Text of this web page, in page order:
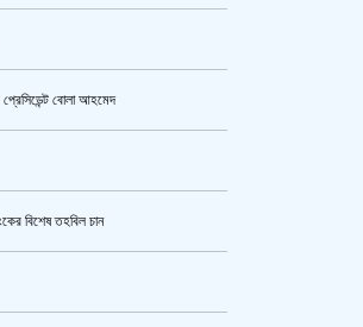
আগস্ট
একরামুল হত্যা : হাসিনা-বেনজীরসহ ৮
প্রেসিডেন্ট বোলা আহমেদ
বিশেষ তহবিল চান